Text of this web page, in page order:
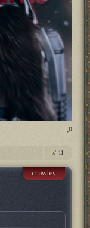
0
11
crowley